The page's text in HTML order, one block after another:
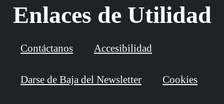
Enlaces de Utilidad
Contáctanos Accesibilidad
Darse de Baja del Newsletter Cookies